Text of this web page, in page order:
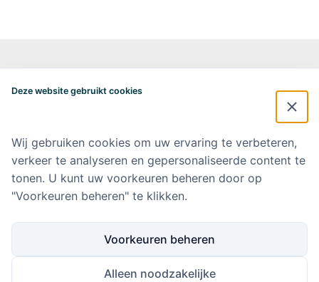
Postbus 7057
alzheimercentrum@amsterdamumc.nl
Doneer via: NL 42 INGB 0006 9052 76 Ten name van: Stichting Steun
Alzheimercentrum Amsterdam
Amsterdam UMC
Deze website gebruikt cookies
Wij gebruiken cookies om uw ervaring te verbeteren,
verkeer te analyseren en gepersonaliseerde content te
tonen. U kunt uw voorkeuren beheren door op
"Voorkeuren beheren" te klikken.
Voorkeuren beheren
Alleen noodzakelijke